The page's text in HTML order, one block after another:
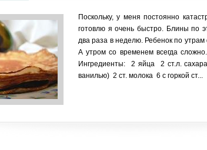
Поскольку, у меня постоянно
готовлю я очень быстро. Блины по
два раза в неделю. Ребенок по
А утром со временем всегда
Ингредиенты: 2 яйца 2 ст.л.
ванилью) 2 ст. молока 6 с горкой ст...